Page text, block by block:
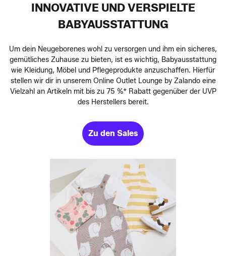
INNOVATIVE UND VERSPIELTE
BABYAUSSTATTUNG
Um dein Neugeborenes wohl zu versorgen und ihm ein sicheres,
gemütliches Zuhause zu bieten, ist es wichtig, Babyausstattung
wie Kleidung, Möbel und Pflegeprodukte anzuschaffen. Hierfür
stellen wir dir in unserem Online Outlet Lounge by Zalando eine
Vielzahl an Artikeln mit bis zu 75 %* Rabatt gegenüber der UVP
des Herstellers bereit.
Zu den Sales